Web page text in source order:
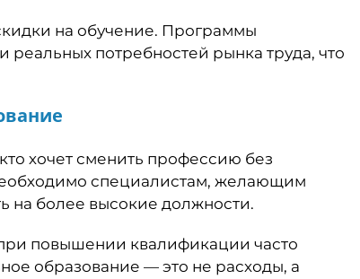
на обучение. Программы
потребностей рынка труда, что
хочет сменить профессию без
специалистам, желающим
на более высокие должности.
повышении квалификации часто
образование — это не расходы, а